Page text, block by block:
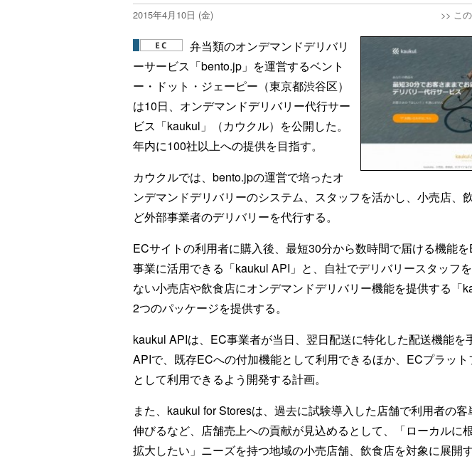
2015年4月10日 (金) >> こ
弁当類のオンデマンドデリバリ
ーサービス「bento.jp」を運営するベント
ー・ドット・ジェーピー（東京都渋谷区）
は10日、オンデマンドデリバリー代行サー
ビス「kaukul」（カウクル）を公開した。
年内に100社以上への提供を目指す。
カウクルでは、bento.jpの運営で培ったオ
ンデマンドデリバリーのシステム、スタッフを活かし、小売店、
ど外部事業者のデリバリーを代行する。
ECサイトの利用者に購入後、最短30分から数時間で届ける機能
事業に活用できる「kaukul API」と、自社でデリバリースタッフ
ない小売店や飲食店にオンデマンドデリバリー機能を提供する「
2つのパッケージを提供する。
kaukul APIは、EC事業者が当日、翌日配送に特化した配送機能を
APIで、既存ECへの付加機能として利用できるほか、ECプラッ
として利用できるよう開発する計画。
また、kaukul for Storesは、過去に試験導入した店舗で利用者の
伸びるなど、店舗売上への貢献が見込めるとして、「ローカルに
拡大したい」ニーズを持つ地域の小売店舗、飲食店を対象に展開す